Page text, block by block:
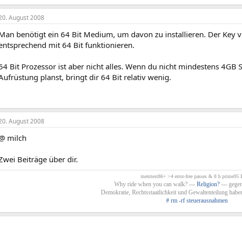
August 2008
benötigt ein 64 Bit Medium, um davon zu installieren. Der Key
mit 64 Bit funktionieren.
Bit Prozessor ist aber nicht alles. Wenn du nicht mindestens 4GB
planst, bringt dir 64 Bit relativ wenig.
August 2008
milch
Beiträge über dir.
memtest86+ >4 error-free passes & 8 h prime95
Why ride when you can walk? --- Religion? ---
Demokratie, Rechtsstaatlichkeit und Gewaltenteilung
# rm -rf steuerausnahmen